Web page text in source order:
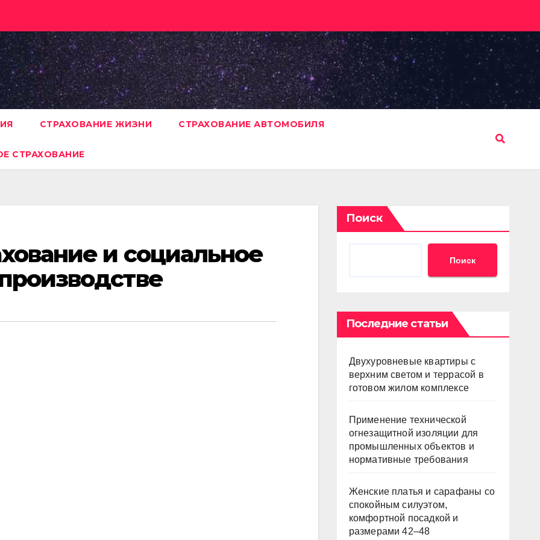
СТРАХОВАНИЕ ЖИЗНИ СТРАХОВАНИЕ АВТОМОБИЛЯ
СТРАХОВАНИЕ
и социальное
Поиск
Поиск
Последние статьи
Двухуровневые квартиры с
верхним светом и террасой в
готовом жилом комплексе
Применение технической
огнезащитной изоляции для
промышленных объектов и
нормативные требования
Женские платья и сарафаны со
спокойным силуэтом,
комфортной посадкой и
размерами 42–48